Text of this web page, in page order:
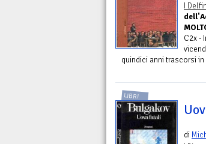
I
C2x -
quindici anni trascorsi in
LIBRI
di